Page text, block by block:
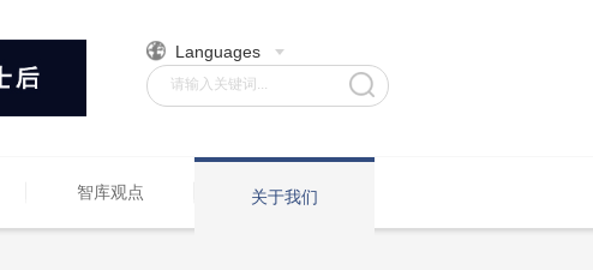
Languages
请输入关键词...
智库观点 关于我们